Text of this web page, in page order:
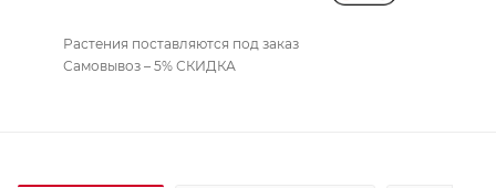
Растения поставляются под заказ
Самовывоз – 5% СКИДКА